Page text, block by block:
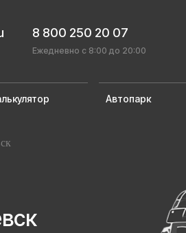
8 800 250 20 07
Ежедневно с 8:00 до 20:00
Автопарк